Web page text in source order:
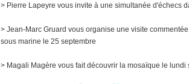
> Pierre Lapeyre vous invite à une simultanée d'échecs
> Jean-Marc Gruard vous organise une visite
sous marine le 25 septembre
> Magali Magère vous fait découvrir la mosaïque le lundi